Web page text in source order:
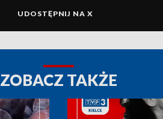
UDOSTĘPNIJ NA X
ZOBACZ TAKŻE